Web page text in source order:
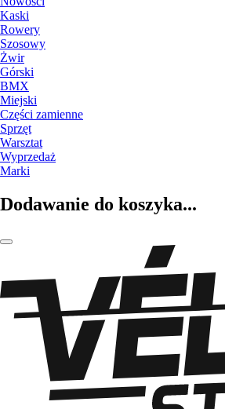
Kaski
Rowery
Szosowy
Żwir
Górski
BMX
Miejski
Części zamienne
Sprzęt
Warsztat
Wyprzedaż
Marki
Dodawanie do koszyka...